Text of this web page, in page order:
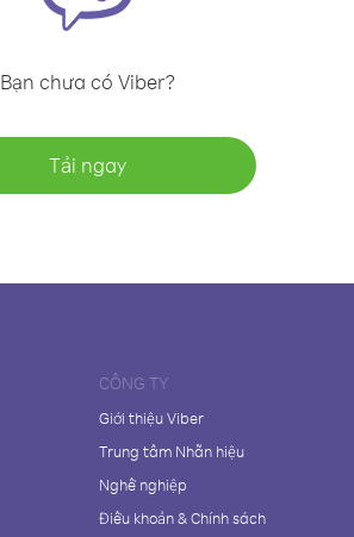
Bạn chưa có Viber?
Tải ngay
CÔNG TY
Giới thiệu Viber
Trung tâm Nhãn hiệu
Nghề nghiệp
Điều khoản & Chính sách